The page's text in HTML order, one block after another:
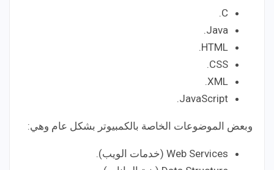
C.
Java.
HTML.
CSS.
XML.
JavaScript.
وبعض الموضوعات الخاصة بالكمبيوتر بشكل عام وهي:
Web Services (خدمات الويب).